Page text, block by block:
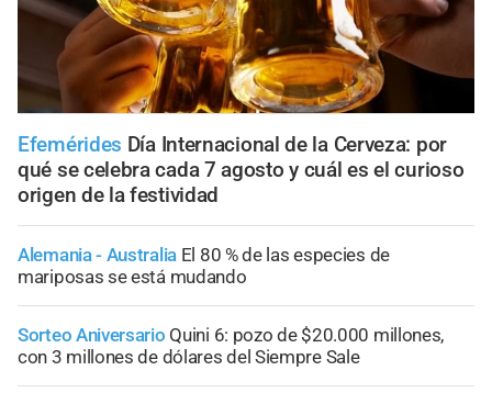
Efemérides Día Internacional de la Cerveza: por
qué se celebra cada 7 agosto y cuál es el curioso
origen de la festividad
Alemania - Australia El 80 % de las especies de
mariposas se está mudando
Sorteo Aniversario Quini 6: pozo de $20.000 millones,
con 3 millones de dólares del Siempre Sale